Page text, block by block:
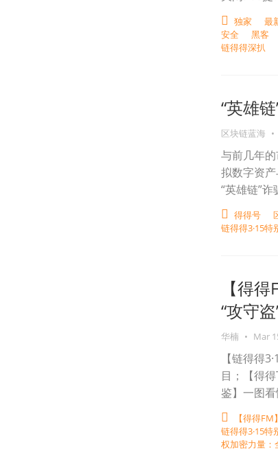
独家 最
安全
黑客
链得得深扒
“英雄
区块链蓝海 •
与前几年
拟数字资
“英雄链”
得得号
链得得3·15特
【得
“攻守
华楠 • Mar
【链得得
目；【得
鉴】一图
【得得
链得得3·15特
权加密力量：